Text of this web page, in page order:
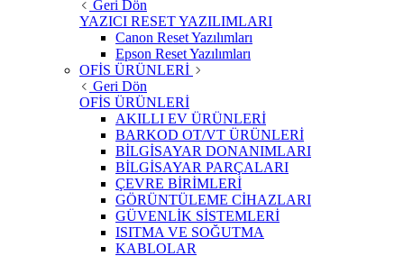
Geri Dön
YAZICI RESET YAZILIMLARI
Canon Reset Yazılımları
Epson Reset Yazılımları
OFİS ÜRÜNLERİ
Geri Dön
OFİS ÜRÜNLERİ
AKILLI EV ÜRÜNLERİ
BARKOD OT/VT ÜRÜNLERİ
BİLGİSAYAR DONANIMLARI
BİLGİSAYAR PARÇALARI
ÇEVRE BİRİMLERİ
GÖRÜNTÜLEME CİHAZLARI
GÜVENLİK SİSTEMLERİ
ISITMA VE SOĞUTMA
KABLOLAR